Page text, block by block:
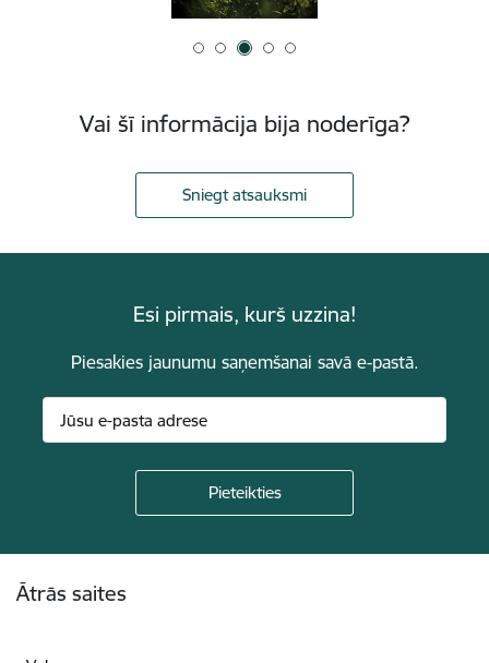
Vai šī informācija bija noderīga?
Sniegt atsauksmi
Esi pirmais, kurš uzzina!
Piesakies jaunumu saņemšanai savā e-pastā.
Ātrās saites